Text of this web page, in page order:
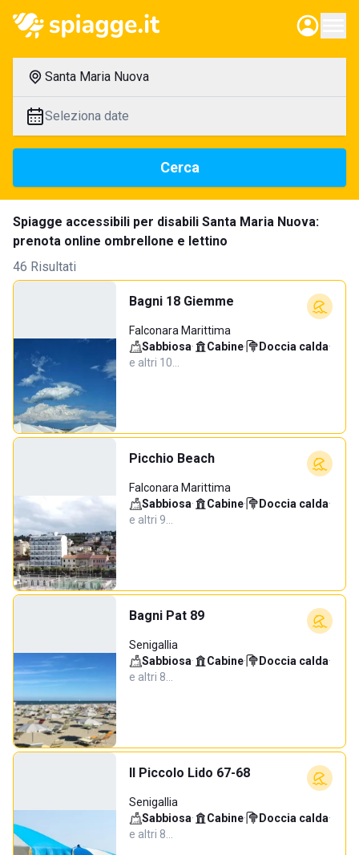
Santa Maria Nuova
Seleziona date
Cerca
Spiagge accessibili per disabili Santa Maria Nuova:
prenota online ombrellone e lettino
46 Risultati
Bagni 18 Giemme
Falconara Marittima
Sabbiosa· Cabine· Doccia calda·
e altri 10…
Picchio Beach
Falconara Marittima
Sabbiosa· Cabine· Doccia calda·
e altri 9…
Bagni Pat 89
Senigallia
Sabbiosa· Cabine· Doccia calda·
e altri 8…
Il Piccolo Lido 67-68
Senigallia
Sabbiosa· Cabine· Doccia calda·
e altri 8…